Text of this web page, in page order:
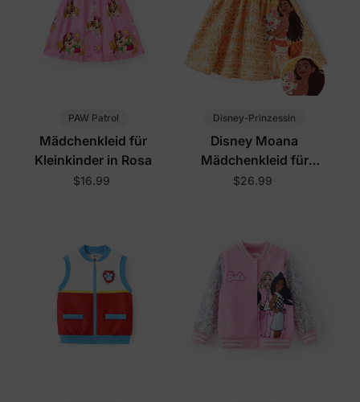
PAW Patrol
Mädchenkleid für
Kleinkinder in Rosa
$16.99
Disney-Prinzessin
Disney Moana
Mädchenkleid für
Kleinkinder Orange
$26.99